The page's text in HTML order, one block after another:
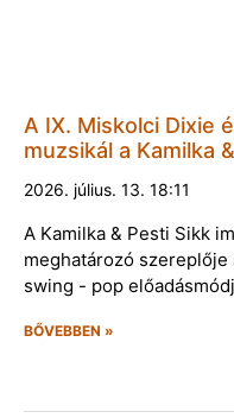
A IX. Miskolci Dixie
muzsikál a Kamilka
2026. július. 13. 18:11
A Kamilka & Pesti Sikk
meghatározó
swing - pop
BŐVEBBEN »